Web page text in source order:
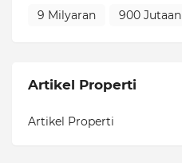
9 Milyaran
900 Jutaan
Artikel Properti
Artikel Properti